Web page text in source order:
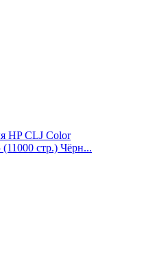
HP CLJ Color
стр.) Чёрн...